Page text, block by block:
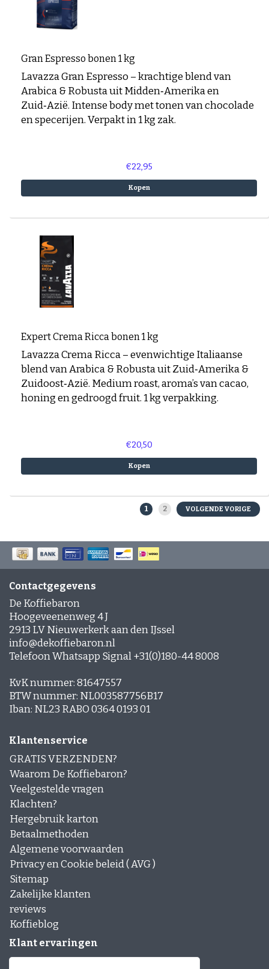
Gran Espresso bonen 1 kg
Lavazza Gran Espresso – krachtige blend van
Arabica & Robusta uit Midden‑Amerika en
Zuid‑Azië. Intense body met tonen van chocolade
en specerijen. Verpakt in 1 kg zak.
€22,95
Kopen
Expert Crema Ricca bonen 1 kg
Lavazza Crema Ricca – evenwichtige Italiaanse
blend van Arabica & Robusta uit Zuid‑Amerika &
Zuidoost‑Azië. Medium roast, aroma’s van cacao,
honing en gedroogd fruit. 1 kg verpakking.
€20,50
Kopen
1 2 VOLGENDE VORIGE
Contactgegevens
De Koffiebaron
Hoogeveenenweg 4 J
2913 LV Nieuwerkerk aan den IJssel
info@dekoffiebaron.nl
Telefoon Whatsapp Signal +31(0)180-44 8008
KvK nummer: 81647557
BTW nummer: NL003587756B17
Iban: NL23 RABO 0364 0193 01
Klantenservice
GRATIS VERZENDEN?
Waarom De Koffiebaron?
Veelgestelde vragen
Klachten?
Hergebruik karton
Betaalmethoden
Algemene voorwaarden
Privacy en Cookie beleid ( AVG )
Sitemap
Zakelijke klanten
reviews
Koffieblog
Klant ervaringen